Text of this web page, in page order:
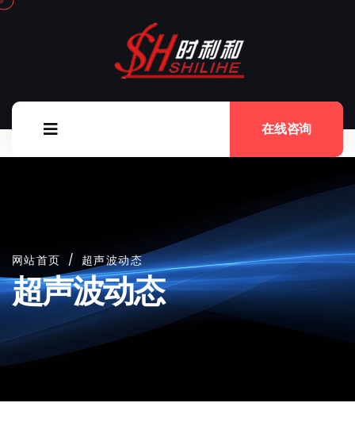
在线咨询
网站首页 / 超声波动态
超声波动态